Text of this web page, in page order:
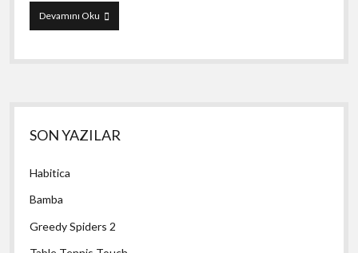
Devamını OkuClear
Vision
Yan
Menü
SON YAZILAR
Habitica
Bamba
Greedy Spiders 2